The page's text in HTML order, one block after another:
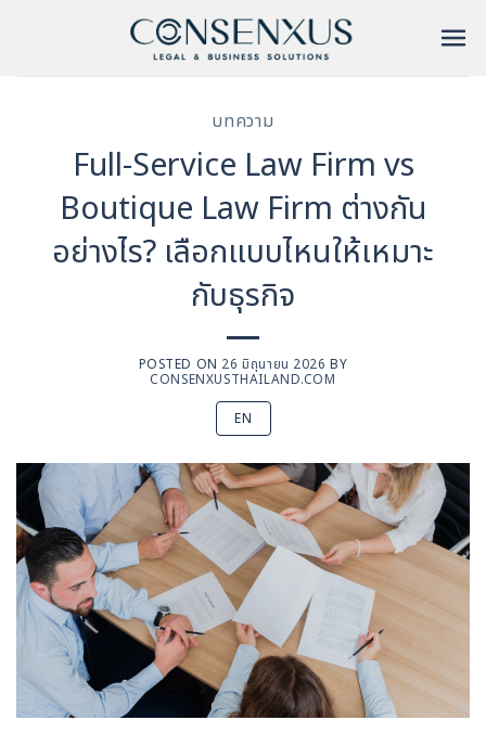
บทความ
Full-Service Law Firm vs
Boutique Law Firm ต่างกัน
อย่างไร? เลือกแบบไหนให้เหมาะ
กับธุรกิจ
POSTED ON 26 มิถุนายน 2026 BY
CONSENXUSTHAILAND.COM
EN